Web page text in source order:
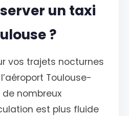
un taxi
?
vos trajets nocturnes
Toulouse-
nombreux
est plus fluide